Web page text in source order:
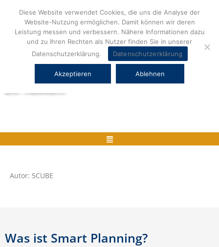
springen
Herstellerneutrale ERP Beratung und
Menü
Autor: 5CUBE
Was ist Smart Planning?
Diese Website verwendet Cookies, die uns die Analyse der
Website-Nutzung ermöglichen. Damit können wir deren
Leistung messen und verbessern. Nähere Informationen dazu
und zu Ihren Rechten als Nutzer finden Sie in unserer
Datenschutzerklärung.
Datenschutzerklärung
Akzeptieren Ablehnen